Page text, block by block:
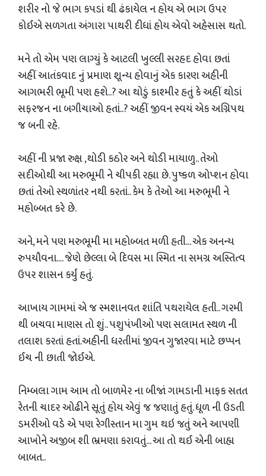
શરીર નો જે ભાગ કપડાં થી ઢંકાયેલ ન હોય એ ભાગ ઉપર
કોઈએ સળગતા અંગારા પાથરી દીધાં હોય એવો અહેસાસ થતો.
મને તો એમ પણ લાગ્યું કે આટલી ખુલ્લી સરહદ હોવા છતાં
અહીં આતંકવાદ નું પ્રમાણ શૂન્ય હોવાનું એક કારણ અહીની
આગભરી ભૂમી પણ હશે..? આ થોડું કાશ્મીર હતું કે અહીં થોડાં
સફરજન ના બગીચાઓ હતાં..? અહીં જીવન સ્વયં એક અગ્નિપથ
જ બની રહે.
અહીં ની પ્રજા રુક્ષ ,થોડી કઠોર અને થોડી માયાળુ.. તેઓ
સદીઓથી આ મરુભૂમી ને ચીપકી રહ્યા છે. પુષ્કળ ઓપ્શન હોવા
છતાં તેઓ સ્થળાંતર નથી કરતાં.. કેમ કે તેઓ આ મરુભૂમી ને
મહોબ્બત કરે છે.
અને, મને પણ મરુભૂમી મા મહોબ્બત મળી હતી... એક અનન્ય
રુપયૌવના.... જેણે છેલ્લા બે દિવસ મા સ્મિત ના સમગ્ર અસ્તિત્વ
ઉપર શાસન કર્યું હતું.
આખાય ગામમાં એ જ સ્મશાનવત શાંતિ પથરાયેલ હતી.. ગરમી
થી બચવા માણસ તો શું.. પશુપંખીઓ પણ સલામત સ્થળ ની
તલાશ કરતાં હતાં.અહીની ધરતીમાં જીવન ગુજારવા માટે છપ્પન
ઈચ ની છાતી જોઈએ.
નિમ્બલા ગામ આમ તો બાળમેર ના બીજાં ગામડાની માફક સતત
રેતની ચાદર ઓઢીને સૂતું હોય એવું જ જણાતું હતું. ધૂળ ની ઉડતી
ડમરીઓ વડે એ પણ રેગીસ્તાન મા ગુમ થઇ જતું અને આપણી
આખોને અજીબ શી ભ્રમણા કરાવતું... આ તો થઈ એની બાહ્ય
બાબત..